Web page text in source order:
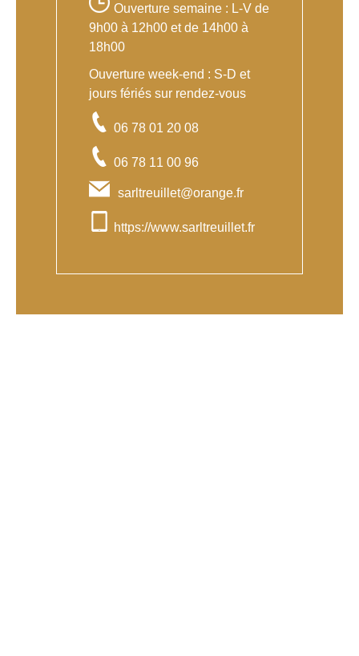
Ouverture semaine : L-V de
9h00 à 12h00 et de 14h00 à
18h00
Ouverture week-end : S-D et
jours fériés sur rendez-vous
06 78 01 20 08
06 78 11 00 96
sarltreuillet@orange.fr
https://www.sarltreuillet.fr